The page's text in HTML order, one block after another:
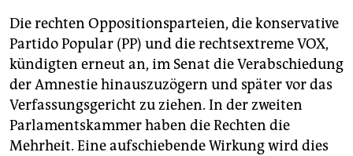
Die rechten Oppositionsparteien, die konservative
Partido Popular (PP) und die rechtsextreme VOX,
kündigten erneut an, im Senat die Verabschiedung
der Amnestie hinauszuzögern und später vor das
Verfassungsgericht zu ziehen. In der zweiten
Parlamentskammer haben die Rechten die
Mehrheit. Eine aufschiebende Wirkung wird dies